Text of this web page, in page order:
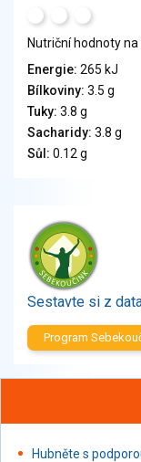
Sýry
Veganské a
Tuky
Obiloviny, mouka,
Chléb, pečivo,
Přílohy
Brambory,
Sladkosti, slané
Zmrzliny
Ochucovadla,
Sušené směsi
Polotovary, hotové
Proteinové
Nápoje alkoholické
Restaurace,
Nutriční hodnoty na
Energie: 265 kJ
Bílkoviny: 3.5 g
Tuky: 3.8 g
Sacharidy: 3.8 g
Sůl: 0.12 g
Sestavte si z
Program
Hubněte s